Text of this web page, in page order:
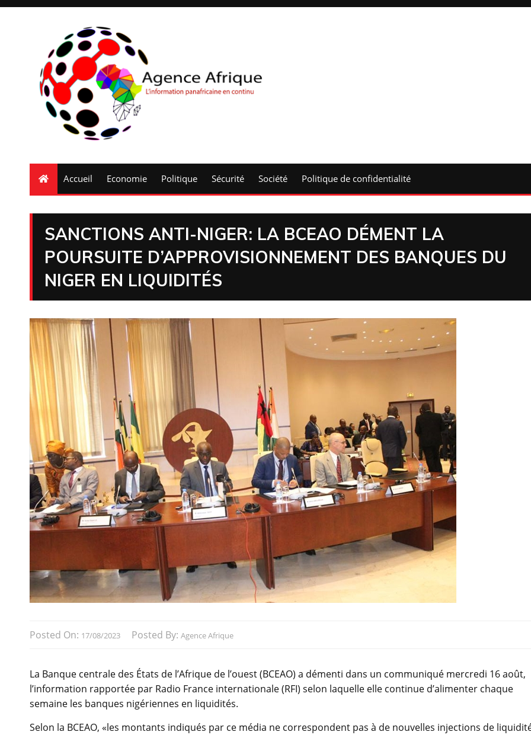
Accueil Economie Politique Sécurité Société Politique de confidentialité
SANCTIONS ANTI-NIGER: LA BCEAO DÉMENT LA
POURSUITE D’APPROVISIONNEMENT DES BANQUES DU
NIGER EN LIQUIDITÉS
Posted On: 17/08/2023 Posted By: Agence Afrique
La Banque centrale des États de l’Afrique de l’ouest (BCEAO) a démenti dans un communiqué mercredi 16 août,
l’information rapportée par Radio France internationale (RFI) selon laquelle elle continue d’alimenter chaque
semaine les banques nigériennes en liquidités.
Selon la BCEAO, «les montants indiqués par ce média ne correspondent pas à de nouvelles injections de